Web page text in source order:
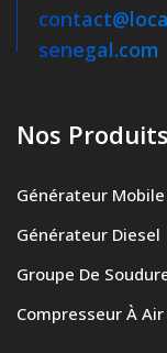
senegal.com
Nos Produits
Générateur Mobile
Générateur Diesel
Groupe De
Compresseur À Air